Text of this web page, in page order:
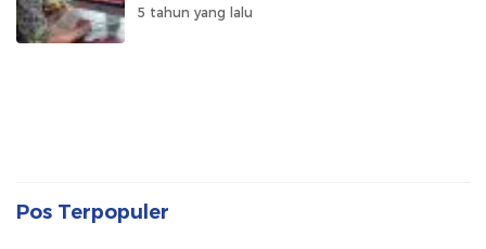
Kesiapsiagaan
5 tahun yang lalu
Pos Terpopuler